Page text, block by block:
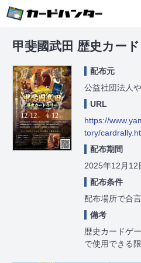
甲斐國武田 歴史カー
配布元
公益社団法人
URL
https://
tory/
配布期間
2025年12月12
配布条件
配布場所で合
備考
歴史カードゲ
で使用できる